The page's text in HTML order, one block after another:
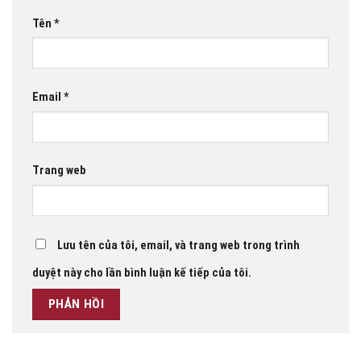
Tên *
Email *
Trang web
Lưu tên của tôi, email, và trang web trong trình
duyệt này cho lần bình luận kế tiếp của tôi.